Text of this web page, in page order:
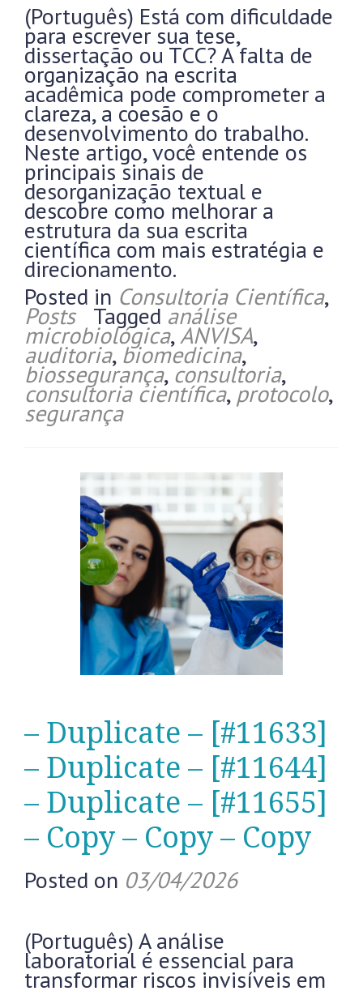
(Português) Está com dificuldade
para escrever sua tese,
dissertação ou TCC? A falta de
organização na escrita
acadêmica pode comprometer a
clareza, a coesão e o
desenvolvimento do trabalho.
Neste artigo, você entende os
principais sinais de
desorganização textual e
descobre como melhorar a
estrutura da sua escrita
científica com mais estratégia e
direcionamento.
Posted in Consultoria Científica,
Posts Tagged análise
microbiológica,ANVISA,
auditoria,biomedicina,
biossegurança, consultoria,
consultoria científica,protocolo,
segurança
– Duplicate – [#11633]
– Duplicate – [#11644]
– Duplicate – [#11655]
– Copy – Copy – Copy
Posted on 03/04/2026
(Português) A análise
laboratorial é essencial para
transformar riscos invisíveis em